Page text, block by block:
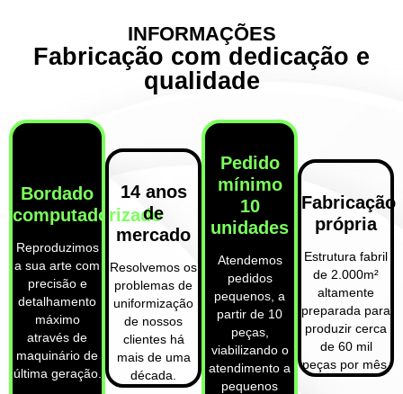
INFORMAÇÕES
Fabricação com dedicação e
qualidade
Bordado
computadorizado
Reproduzimos
a sua arte com
precisão e
detalhamento
máximo
através de
maquinário de
última geração.
14 anos
de
mercado
Resolvemos os
problemas de
uniformização
de nossos
clientes há
mais de uma
década.
Pedido
mínimo
10
unidades
Atendemos
pedidos
pequenos, a
partir de 10
peças,
viabilizando o
atendimento a
pequenos
Fabricação
própria
Estrutura fabril
de 2.000m²
altamente
preparada para
produzir cerca
de 60 mil
peças por mês.